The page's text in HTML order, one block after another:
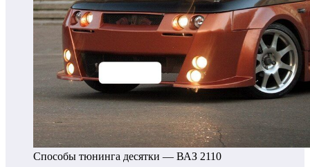
Способы тюнинга десятки — ВАЗ 2110